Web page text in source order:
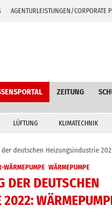
AGENTURLEISTUNGEN/CORPORATE
ZEITUNG
LÜFTUNG KLIMATECHNIK
deutschen Heizungsindustrie
WÄRMEPUMPE WÄRMEPUMPE
DER DEUTSCHEN